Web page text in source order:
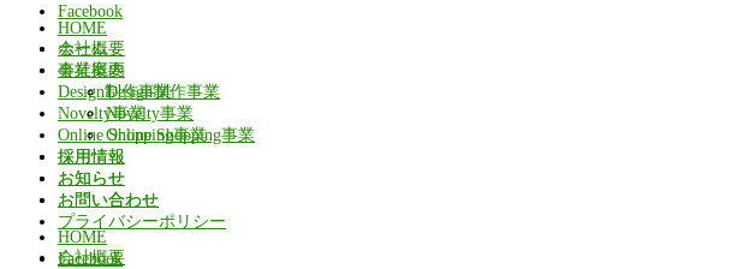
HOME
会社概要
事業案内
Design制作事業
Novelty事業
Online Shopping事業
採用情報
お知らせ
お問い合わせ
HOME
会社概要
Facebook
ホーム
会社概要
Design制作事業
Novelty事業
Online Shopping事業
採用情報
お知らせ
お問い合わせ
プライバシーポリシー
Facebook